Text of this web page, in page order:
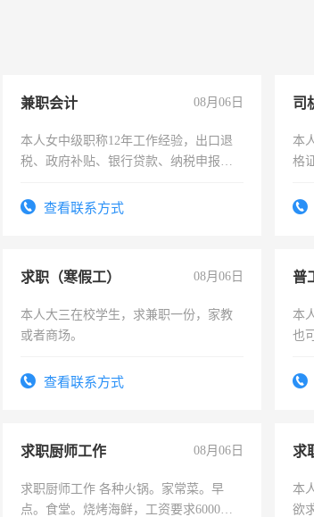
兼职会计 08月06日
本人女中级职称12年工作经验，出口退
税、政府补贴、银行贷款、纳税申报、
务，财务咨询等业务。欲求兼职会计工
查看联系方式
司
本
格
求职（寒假工） 08月06日
本人大三在校学生，求兼职一份，家教
或者商场。
查看联系方式
普
本
也
求职厨师工作 08月06日
求职厨师工作 各种火锅。家常菜。早
点。食堂。烧烤海鲜，工资要求6000以
求
本
欲